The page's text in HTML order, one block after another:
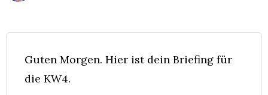
Guten Morgen. Hier ist dein Briefing für
die KW4.